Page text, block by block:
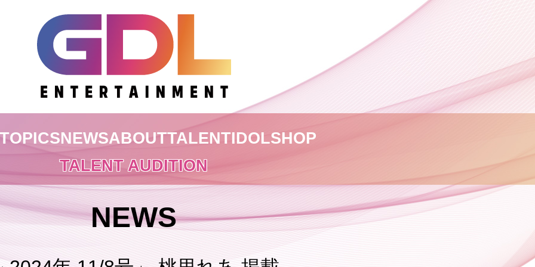
TOPICSNEWSABOUTTALENTIDOLSHOP
TALENT AUDITION
NEWS